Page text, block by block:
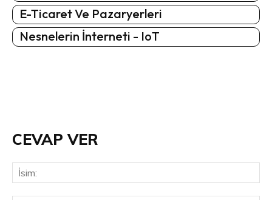
E-Ticaret Ve Pazaryerleri
Nesnelerin İnterneti - IoT
CEVAP VER